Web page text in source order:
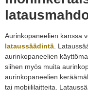
Aurinkopaneelien kanssa
lataussäädintä .
aurinkopaneelien
siihen myös muita
aurinkopaneelien
tai mobiililaitteita. L